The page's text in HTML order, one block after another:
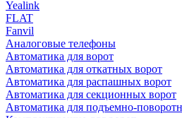
Yealink
FLAT
Fanvil
Аналоговые телефоны
Автоматика для ворот
Автоматика для откатных ворот
Автоматика для распашных ворот
Автоматика для секционных ворот
Автоматика для подъемно-